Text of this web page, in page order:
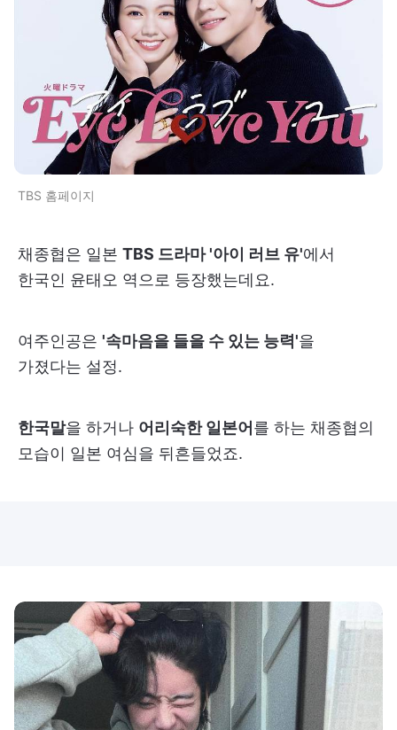
TBS 홈페이지
채종협은 일본 TBS 드라마 '아이 러브 유'에서
한국인 윤태오 역으로 등장했는데요.
여주인공은 '속마음을 들을 수 있는 능력'을
가졌다는 설정.
한국말을 하거나 어리숙한 일본어를 하는 채종협의
모습이 일본 여심을 뒤흔들었죠.